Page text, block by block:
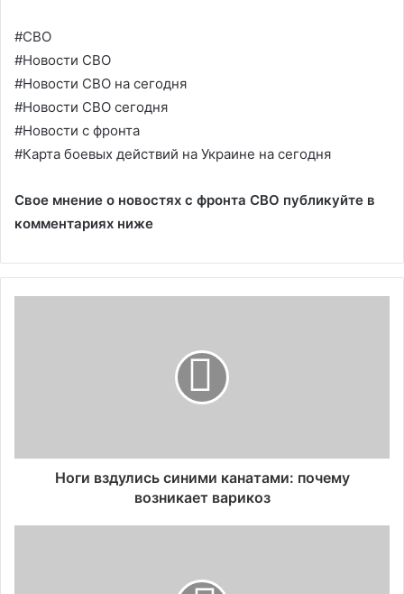
#СВО
#Новости СВО
#Новости СВО на сегодня
#Новости СВО сегодня
#Новости с фронта
#Карта боевых действий на Украине на сегодня
Свое мнение о новостях с фронта СВО публикуйте в
комментариях ниже
Ноги вздулись синими канатами: почему
возникает варикоз